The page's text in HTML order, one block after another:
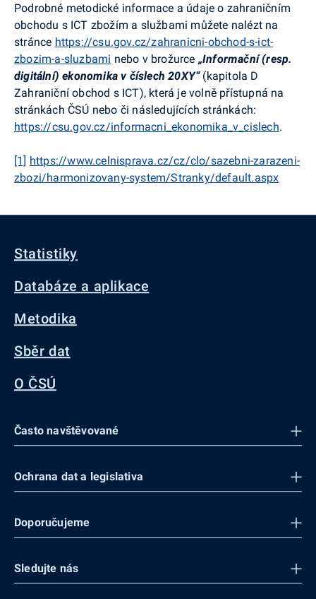
Podrobné metodické informace a údaje o zahraničním
obchodu s ICT zbožím a službami můžete nalézt na
stránce https://csu.gov.cz/zahranicni-obchod-s-ict-
zbozim-a-sluzbami nebo v brožurce „Informační (resp.
digitální) ekonomika v číslech 20XY“(kapitola D
Zahraniční obchod s ICT), která je volně přístupná na
stránkách ČSÚ nebo či následujících stránkách:
https://csu.gov.cz/informacni_ekonomika_v_cislech.
[1] https://www.celnisprava.cz/cz/clo/sazebni-zarazeni-
zbozi/harmonizovany-system/Stranky/default.aspx
Statistiky
Databáze a aplikace
Metodika
Sběr dat
O ČSÚ
Často navštěvované
Ochrana dat a legislativa
Doporučujeme
Sledujte nás